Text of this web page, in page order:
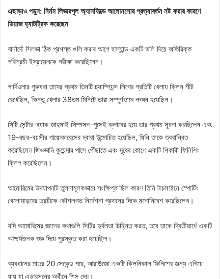
এছাড়াও পড়ুন: নির্মম লিভারপুল অ্যানফিল্ডে আলোনসোর প্রত্যাবর্তন নষ্ট করার কারণে
ডিয়াজ হ্যাটট্রিক করেছেন
বার্নার্দো সিলভা ঠিক প্রশস্ত গুলি করার আগে হাল্যান্ড একটি ভলি দিয়ে অতিরিক্ত
পরিশ্রমী ইস্রায়েলকে পরীক্ষা করেছিলেন।
গার্দিওলার পুরুষরা তাদের প্রথম তিনটি চ্যাম্পিয়ন্স লিগের প্রতিটি খেলায় ক্লিন শীট
রেখেছিল, কিন্তু খেলার 38তম মিনিটে তারা সম্পূর্ণভাবে লঙ্ঘন হয়েছিল।
সিটি সেন্টার-ব্যাক জাহমাই সিম্পসন-পুসেই ক্লাবের হয়ে তার প্রথম সূচনা করছিলেন এবং
19-বছর-বয়সীর গায়োকারেসের দ্বারা উন্মোচিত হয়েছিল, যিনি তাকে ত্বরান্বিত
করেছিলেন জিওভানি কুয়েন্দার পাসে পৌঁছাতে এবং দূরের কোণে একটি শিকারী ফিনিশিং
ক্লিপ করেছিলেন।
আমোরিমের উদযাপনটি তুলনামূলকভাবে সংক্ষিপ্ত ছিল কারণ তিনি টাচলাইনে স্পোর্টিং
খেলোয়াড়দের ত্রয়ীকে কৌশলগত নির্দেশনা প্রদানের দিকে মনোনিবেশ করেছিলেন।
যদি আমোরিমের জ্ঞানের কথাগুলি সিটির দুর্বলতা চিহ্নিত করত, তবে তাকে দ্বিতীয়ার্ধে একটি
আশ্চর্যজনক শুরু দিয়ে পুরস্কৃত করা হয়েছিল।
ব্যবধানের মাত্র 20 সেকেন্ড পরে, আরাউজো একটি ক্লিনিকাল ফিনিশের জন্য এগিয়ে
যায় যা এডারসনের অধীনে শিস দেয়।